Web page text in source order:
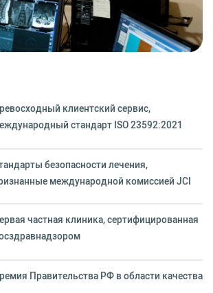
клиентский сервиc,
стандарт ISO 23592:2021
безопасности лечения,
международной комиссией JCI
частная клиника, сертифицированная
Правительства РФ в области качества